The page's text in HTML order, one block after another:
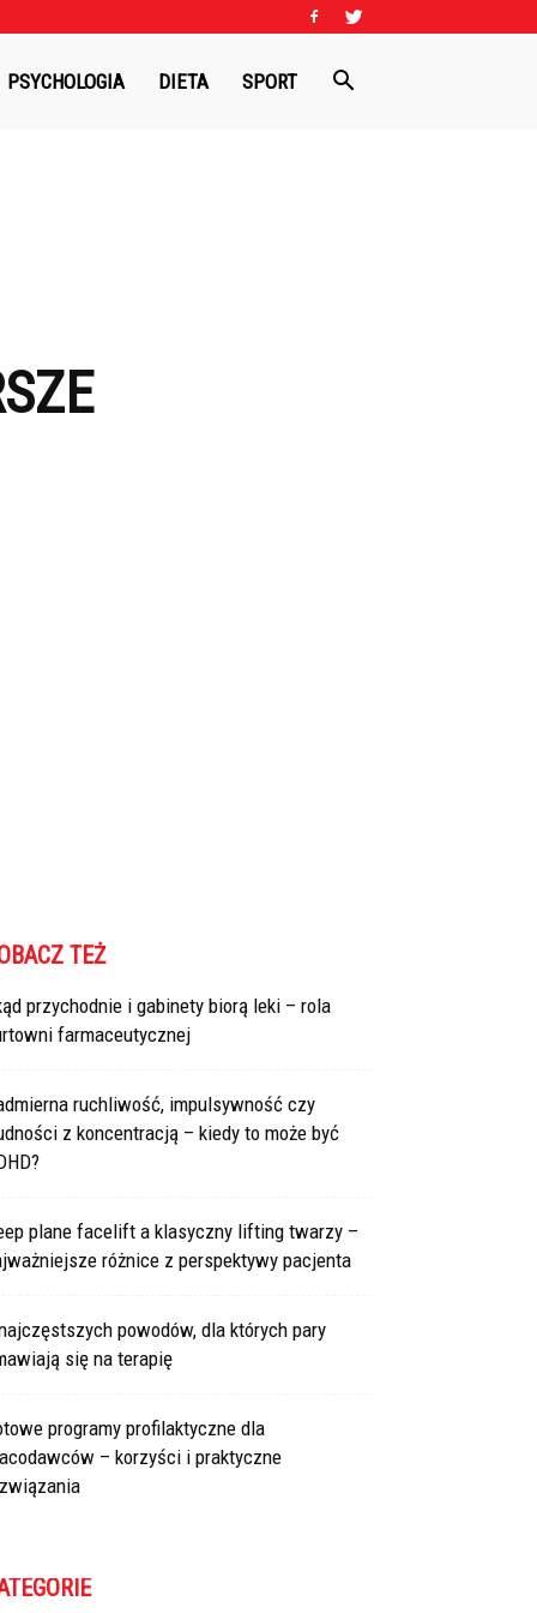
PSYCHOLOGIA DIETA SPORT
TEŻ
przychodnie i gabinety biorą leki – rola
farmaceutycznej
ruchliwość, impulsywność czy
z koncentracją – kiedy to może być
plane facelift a klasyczny lifting twarzy –
różnice z perspektywy pacjenta
powodów, dla których pary
się na terapię
programy profilaktyczne dla
– korzyści i praktyczne